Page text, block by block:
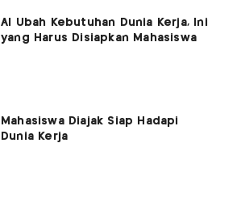
AI Ubah Kebutuhan Dunia Kerja, Ini
yang Harus Disiapkan Mahasiswa
Mahasiswa Diajak Siap Hadapi
Dunia Kerja